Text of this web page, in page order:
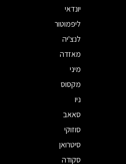
יונדאי
ליפמוטור
לנצ'יה
מאזדה
מיני
מקסוס
ניו
סאאב
סוזוקי
סיטרואן
סקודה